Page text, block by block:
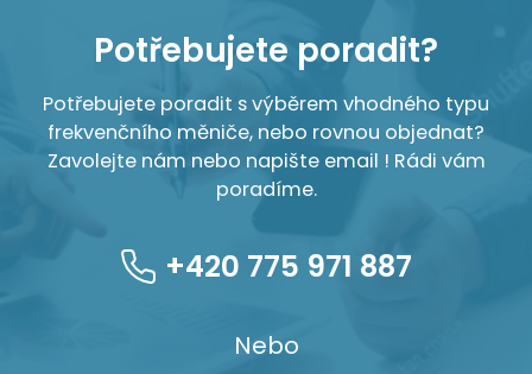
Potřebujete poradit?
Potřebujete poradit s výběrem vhodného typu
frekvenčního měniče, nebo rovnou objednat?
Zavolejte nám nebo napište email ! Rádi vám
poradíme.
+420 775 971 887
Nebo